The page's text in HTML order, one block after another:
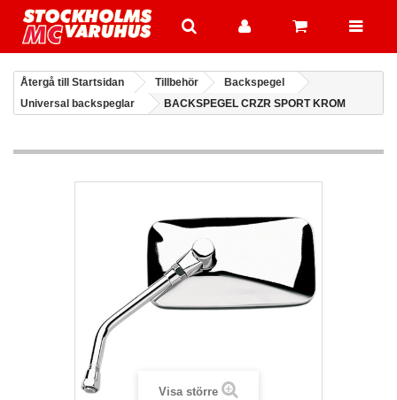
Återgå till Startsidan Tillbehör
Backspegel
Universal backspeglar
BACKSPEGEL CRZR SPORT KROM
Visa större